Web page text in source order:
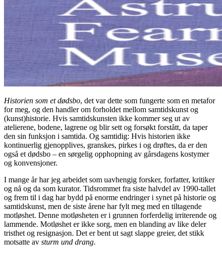
Historien som et dødsbo, det var dette som fungerte som en metafor
for meg, og den handler om forholdet mellom samtidskunst og
(kunst)historie. Hvis samtidskunsten ikke kommer seg ut av
atelierene, bodene, lagrene og blir sett og forsøkt forstått, da taper
den sin funksjon i samtida. Og samtidig: Hvis historien ikke
kontinuerlig gjenopplives, granskes, pirkes i og drøftes, da er den
også et dødsbo – en sørgelig opphopning av gårsdagens kostymer
og konvensjoner.
I mange år har jeg arbeidet som uavhengig forsker, forfatter, kritiker
og nå og da som kurator. Tidsrommet fra siste halvdel av 1990-tallet
og frem til i dag har bydd på enorme endringer i synet på historie og
samtidskunst, men de siste årene har fylt meg med en tiltagende
motløshet. Denne motløsheten er i grunnen forferdelig irriterende og
lammende. Motløshet er ikke sorg, men en blanding av like deler
tristhet og resignasjon. Det er bent ut sagt slappe greier, det stikk
motsatte av sturm und drang.